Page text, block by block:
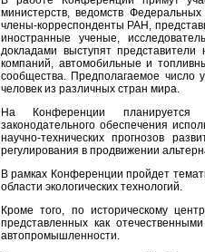
министерств, ведомств
члены-корреспонденты РАН,
иностранные ученые,
докладами выступят
компаний, автомобильные и
сообщества. Предполагаемое число
человек из различных стран мира.
На Конференции планируется
законодательного обеспечения
научно-технических прогнозов
регулирования в продвижении
В рамках Конференции пройдет
области экологических технологий.
Кроме того, по историческому
представленных как
автопромышленности.